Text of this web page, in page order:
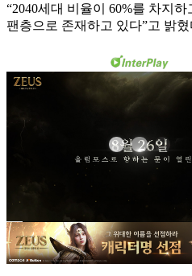
“2040세대 비율이 60%를 차지
팬층으로 존재하고 있다”고 밝혔